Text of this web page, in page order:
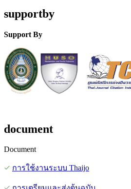
supportby
Support By
document
Document
การใช้งานระบบ Thaijo